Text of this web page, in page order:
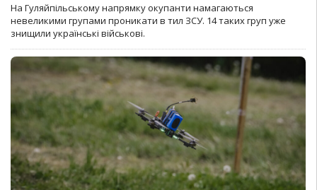
На Гуляйпільському напрямку окупанти намагаються
невеликими групами проникати в тил ЗСУ. 14 таких груп уже
знищили українські військові.